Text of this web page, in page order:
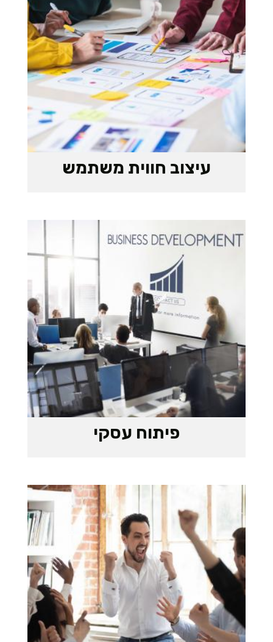
עיצוב חווית משתמש
פיתוח עסקי